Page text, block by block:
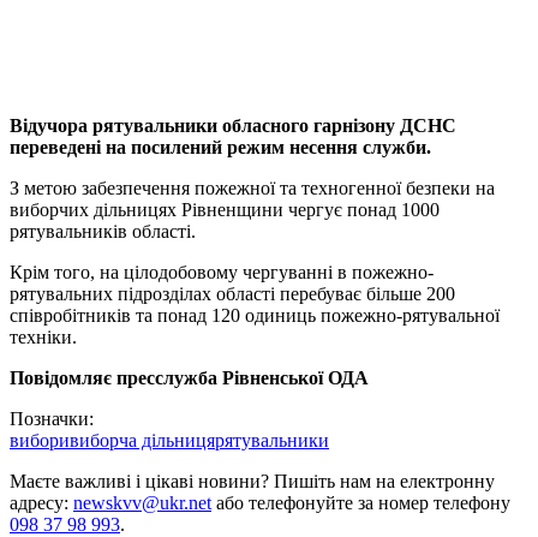
Відучора рятувальники обласного гарнізону ДСНС
переведені на посилений режим несення служби.
З метою забезпечення пожежної та техногенної безпеки на
виборчих дільницях Рівненщини чергує понад 1000
рятувальників області.
Крім того, на цілодобовому чергуванні в пожежно-
рятувальних підрозділах області перебуває більше 200
співробітників та понад 120 одиниць пожежно-рятувальної
техніки.
Повідомляє пресслужба Рівненської ОДА
Позначки:
виборивиборча дільницярятувальники
Маєте важливі і цікаві новини? Пишіть нам на електронну
адресу: newskvv@ukr.netабо телефонуйте за номер телефону
098 37 98 993.